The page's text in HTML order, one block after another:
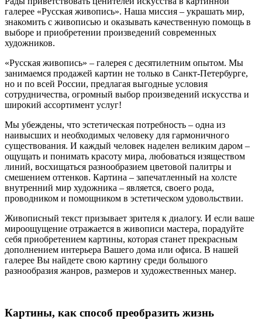
галерее «Русская живопись». Наша миссия – украшать мир,
знакомить с живописью и оказывать качественную помощь в
выборе и приобретении произведений современных
художников.
«Русская живопись» – галерея c десятилетним опытом. Мы
занимаемся продажей картин не только в Санкт-Петербурге,
но и по всей России, предлагая выгодные условия
сотрудничества, огромный выбор произведений искусства и
широкий ассортимент услуг!
Мы убеждены, что эстетическая потребность – одна из
наивысших и необходимых человеку для гармоничного
существования. И каждый человек наделен великим даром –
ощущать и понимать красоту мира, любоваться изяществом
линий, восхищаться разнообразием цветовой палитры и
смешением оттенков. Картина – запечатленный на холсте
внутренний мир художника – является, своего рода,
проводником и помощником в эстетическом удовольствии.
Живописный текст призывает зрителя к диалогу. И если ваше
мироощущение отражается в живописи мастера, порадуйте
себя приобретением картины, которая станет прекрасным
дополнением интерьера Вашего дома или офиса. В нашей
галерее Вы найдете свою картину среди большого
разнообразия жанров, размеров и художественных манер.
Картины, как способ преобразить жизнь